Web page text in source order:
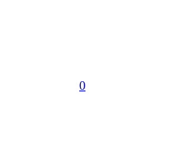
0